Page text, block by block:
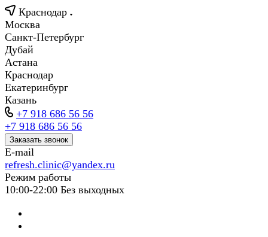
Краснодар
Москва
Санкт-Петербург
Дубай
Астана
Краснодар
Екатеринбург
Казань
+7 918 686 56 56
+7 918 686 56 56
Заказать звонок
E-mail
refresh.clinic@yandex.ru
Режим работы
10:00-22:00 Без выходных